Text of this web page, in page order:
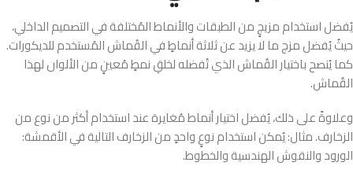
يُفضل استخدام مزيجٍ من الطبقات والأنماط المُختلفة في التصميم الداخلي،
حيثُ يُفضل مزج ما لا يزيد عن ثلاثة أنماطٍ في القُماش المُستخدم للديكورات.
كما يُنصح باختيار القُماش الذي تُفضله لخلقِ نمطٍ مُعينٍ من الألوان لهذا
القُماش.
وعلاوةً على ذلك، يُفضل اختيار أنماط مُغايرة عند استخدام أكثر من نوع من
الزخارف. مثال: يُمكن استخدام نوعٍ واحدٍ من الزخارف التالية في الأقمشة:
الورود والنقوش الهندسية والخطوط.